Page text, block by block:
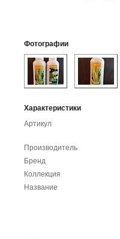
Фотографии
Характеристики
Артикул
Производитель
Бренд
Коллекция
Название